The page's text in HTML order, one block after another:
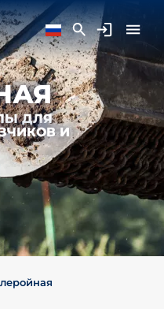
ДЛЯ
И